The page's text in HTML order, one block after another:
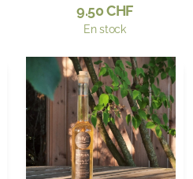
9.50CHF
En stock